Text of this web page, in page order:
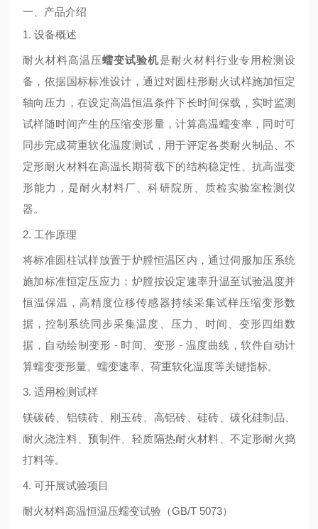
一、产品介绍
1. 设备概述
耐火材料高温压蠕变试验机是耐火材料行业专用检测设
备，依据国标标准设计，通过对圆柱形耐火试样施加恒定
轴向压力，在设定高温恒温条件下长时间保载，实时监测
试样随时间产生的压缩变形量，计算高温蠕变率，同时可
同步完成荷重软化温度测试，用于评定各类耐火制品、不
定形耐火材料在高温长期荷载下的结构稳定性、抗高温变
形能力，是耐火材料厂、科研院所、质检实验室检测仪
器。
2. 工作原理
将标准圆柱试样放置于炉膛恒温区内，通过伺服加压系统
施加标准恒定压应力；炉膛按设定速率升温至试验温度并
恒温保温，高精度位移传感器持续采集试样压缩变形数
据，控制系统同步采集温度、压力、时间、变形四组数
据，自动绘制 变形 - 时间、变形 - 温度曲线，软件自动计
算蠕变变形量、蠕变速率、荷重软化温度等关键指标。
3. 适用检测试样
镁碳砖、铝镁砖、刚玉砖、高铝砖、硅砖、碳化硅制品、
耐火浇注料、预制件、轻质隔热耐火材料、不定形耐火捣
打料等。
4. 可开展试验项目
耐火材料高温恒温压蠕变试验（GB/T 5073）